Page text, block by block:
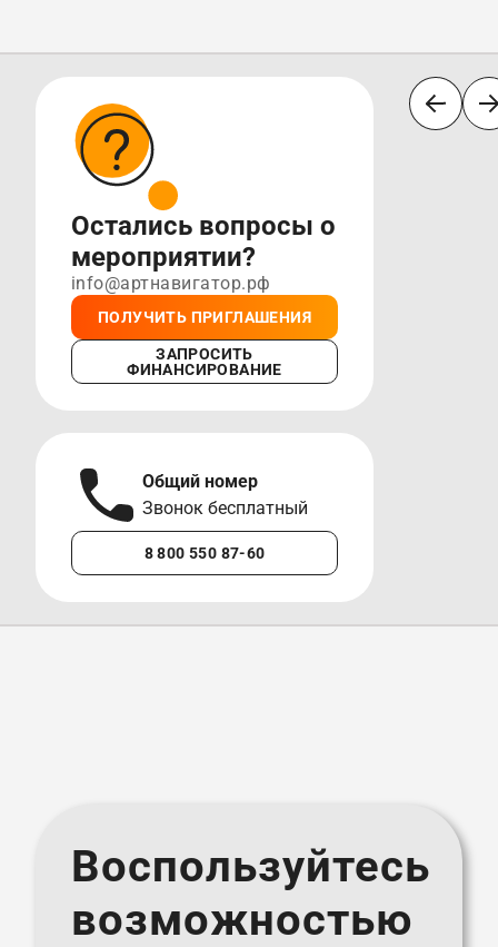
Остались вопросы о
мероприятии?
info@артнавигатор.рф
ПОЛУЧИТЬ ПРИГЛАШЕНИЯ
ЗАПРОСИТЬ
ФИНАНСИРОВАНИЕ
Общий номер
Звонок бесплатный
8 800 550 87-60
Воспользуйтесь
возможностью